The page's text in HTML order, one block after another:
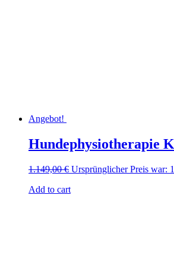
Angebot!
Hundephysiotherapie
1.149,00€ Ursprünglicher Preis war:
Add to cart